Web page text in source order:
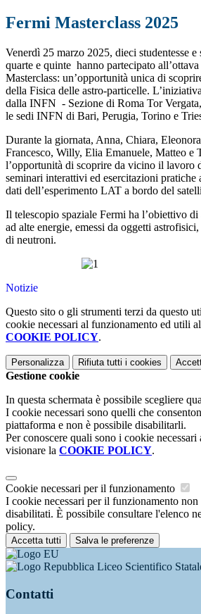
Fermi Masterclass 2025
Venerdì 25 marzo 2025, dieci studentesse e
quarte e quinte hanno partecipato
Masterclass: un’opportunità unica di
della Fisica delle astro-particelle.
dalla INFN - Sezione di Roma Tor
le sedi INFN di Bari, Perugia, Torino e
Durante la giornata, Anna, Chiara,
Francesco, Willy, Elia Emanuele, Matteo e
l’opportunità di scoprire da vicino il lavoro
seminari interattivi ed esercitazioni pratiche
dati dell’esperimento LAT a bordo del
Il telescopio spaziale Fermi ha l’obiettivo
ad alte energie, emessi da oggetti
di neutroni.
Notizie
Questo sito o gli strumenti terzi da questo
cookie necessari al funzionamento ed utili
COOKIE POLICY.
Personalizza Rifiuta tutti i cookies
Gestione cookie
In questa schermata è possibile scegliere
I cookie necessari sono quelli che
piattaforma e non è possibile disabilitarli.
Per conoscere quali sono i cookie
visionare la COOKIE POLICY.
Cookie necessari per il funzionamento
I cookie necessari per il funzionamento non
disabilitati. È possibile consultare l'elenco
policy.
Accetta tutti Salva le preferenze
Liceo Scientifico
Contatti